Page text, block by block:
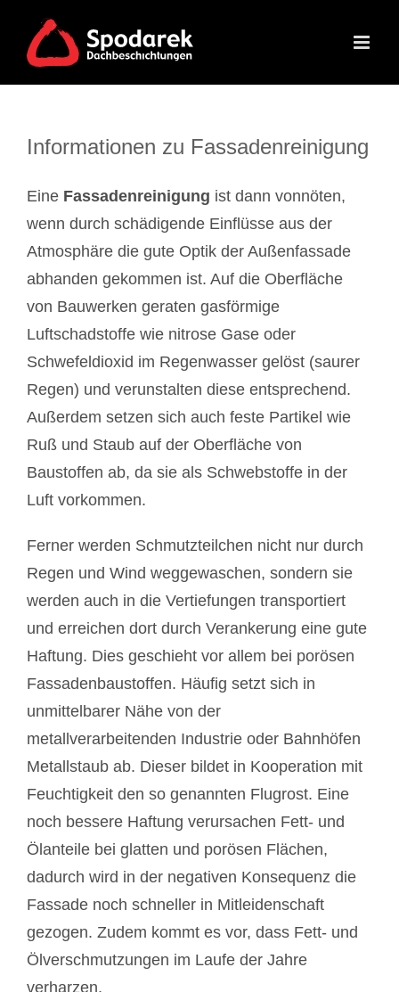
content
Informationen zu Fassadenreinigung
Eine Fassadenreinigung ist dann vonnöten,
wenn durch schädigende Einflüsse aus der
Atmosphäre die gute Optik der Außenfassade
abhanden gekommen ist. Auf die Oberfläche
von Bauwerken geraten gasförmige
Luftschadstoffe wie nitrose Gase oder
Schwefeldioxid im Regenwasser gelöst (saurer
Regen) und verunstalten diese entsprechend.
Außerdem setzen sich auch feste Partikel wie
Ruß und Staub auf der Oberfläche von
Baustoffen ab, da sie als Schwebstoffe in der
Luft vorkommen.
Ferner werden Schmutzteilchen nicht nur durch
Regen und Wind weggewaschen, sondern sie
werden auch in die Vertiefungen transportiert
und erreichen dort durch Verankerung eine gute
Haftung. Dies geschieht vor allem bei porösen
Fassadenbaustoffen. Häufig setzt sich in
unmittelbarer Nähe von der
metallverarbeitenden Industrie oder Bahnhöfen
Metallstaub ab. Dieser bildet in Kooperation mit
Feuchtigkeit den so genannten Flugrost. Eine
noch bessere Haftung verursachen Fett- und
Ölanteile bei glatten und porösen Flächen,
dadurch wird in der negativen Konsequenz die
Fassade noch schneller in Mitleidenschaft
gezogen. Zudem kommt es vor, dass Fett- und
Ölverschmutzungen im Laufe der Jahre
verharzen.